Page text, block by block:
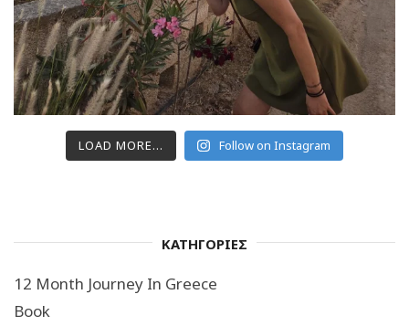
LOAD MORE... Follow on Instagram
ΚΑΤΗΓΟΡΙΕΣ
12 Month Journey In Greece
Book